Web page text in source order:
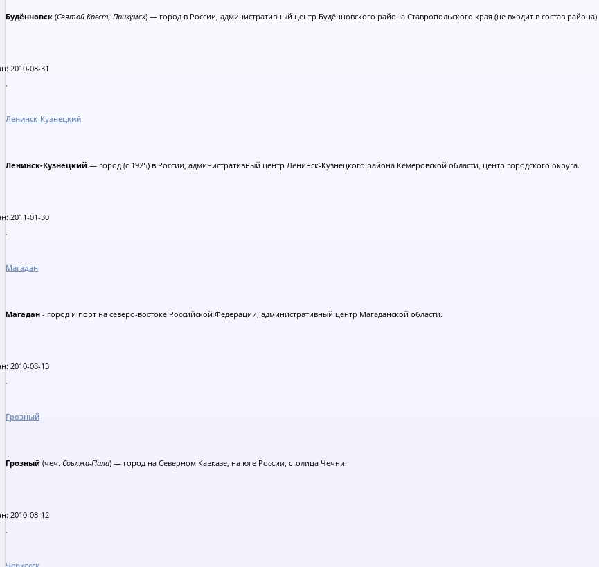
Будённовск (Святой Крест, Прикумск) — город в России, административный центр Будённовского района Ставропольского края (не входит в состав района).
2010-08-31
Ленинск-Кузнецкий
Ленинск-Кузнецкий — город (с 1925) в России, административный центр Ленинск-Кузнецкого района Кемеровской области, центр городского округа.
2011-01-30
Магадан
Магадан - город и порт на северо-востоке Российской Федерации, административный центр Магаданской области.
2010-08-13
Грозный
Грозный (чеч. Соьлжа-ГІала) — город на Северном Кавказе, на юге России, столица Чечни.
2010-08-12